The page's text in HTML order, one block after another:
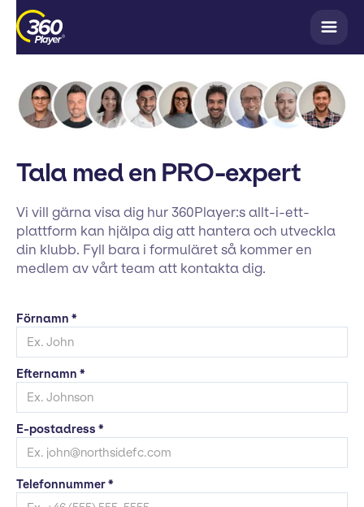
Tala med en PRO-expert
Vi vill gärna visa dig hur 360Player:s allt-i-ett-
plattform kan hjälpa dig att hantera och utveckla
din klubb. Fyll bara i formuläret så kommer en
medlem av vårt team att kontakta dig.
Förnamn *
Efternamn *
E-postadress *
Telefonnummer *